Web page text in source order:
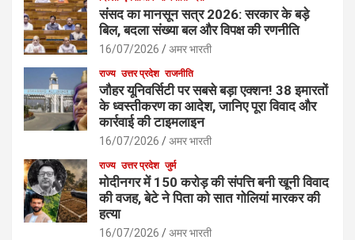
संसद का मानसून सत्र 2026: सरकार के बड़े
बिल, बदला संख्या बल और विपक्ष की रणनीति
16/07/2026 अमर भारती
राज्य उत्तर प्रदेश राजनीति
जौहर यूनिवर्सिटी पर सबसे बड़ा एक्शन! 38 इमारतों
के ध्वस्तीकरण का आदेश, जानिए पूरा विवाद और
कार्रवाई की टाइमलाइन
16/07/2026 अमर भारती
राज्य उत्तर प्रदेश जुर्म
मोदीनगर में 150 करोड़ की संपत्ति बनी खूनी विवाद
की वजह, बेटे ने पिता को सात गोलियां मारकर की
हत्या
16/07/2026 अमर भारती